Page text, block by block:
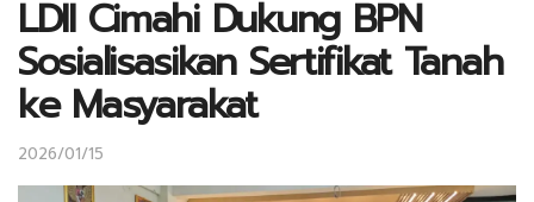
LDII Cimahi Dukung BPN
Sosialisasikan Sertifikat Tanah
ke Masyarakat
2026/01/15